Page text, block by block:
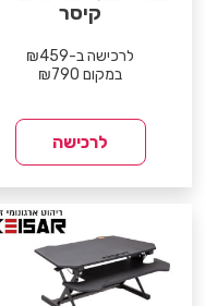
קיסר
לרכישה ב-₪459
במקום ₪790
לרכישה